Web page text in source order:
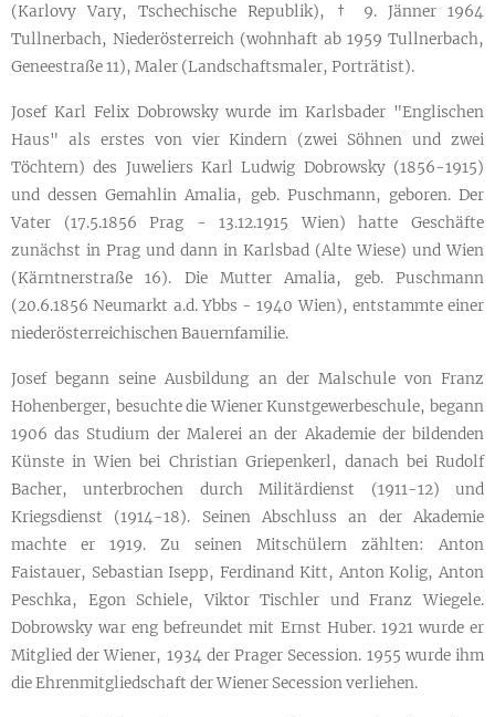
(Karlovy Vary, Tschechische Republik), † 9. Jänner 1964
Tullnerbach, Niederösterreich (wohnhaft ab 1959 Tullnerbach,
Geneestraße 11), Maler (Landschaftsmaler, Porträtist).
Josef Karl Felix Dobrowsky wurde im Karlsbader "Englischen
Haus" als erstes von vier Kindern (zwei Söhnen und zwei
Töchtern) des Juweliers Karl Ludwig Dobrowsky (1856-1915)
und dessen Gemahlin Amalia, geb. Puschmann, geboren. Der
Vater (17.5.1856 Prag - 13.12.1915 Wien) hatte Geschäfte
zunächst in Prag und dann in Karlsbad (Alte Wiese) und Wien
(Kärntnerstraße 16). Die Mutter Amalia, geb. Puschmann
(20.6.1856 Neumarkt a.d. Ybbs - 1940 Wien), entstammte einer
niederösterreichischen Bauernfamilie.
Josef begann seine Ausbildung an der Malschule von Franz
Hohenberger, besuchte die Wiener Kunstgewerbeschule, begann
1906 das Studium der Malerei an der Akademie der bildenden
Künste in Wien bei Christian Griepenkerl, danach bei Rudolf
Bacher, unterbrochen durch Militärdienst (1911-12) und
Kriegsdienst (1914-18). Seinen Abschluss an der Akademie
machte er 1919. Zu seinen Mitschülern zählten: Anton
Faistauer, Sebastian Isepp, Ferdinand Kitt, Anton Kolig, Anton
Peschka, Egon Schiele, Viktor Tischler und Franz Wiegele.
Dobrowsky war eng befreundet mit Ernst Huber. 1921 wurde er
Mitglied der Wiener, 1934 der Prager Secession. 1955 wurde ihm
die Ehrenmitgliedschaft der Wiener Secession verliehen.